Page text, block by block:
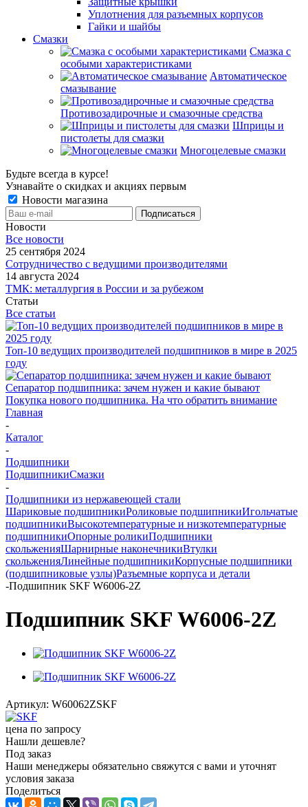
Уплотнения для разъемных корпусов
Гайки и шайбы
Смазки
Смазка с
особыми характеристиками
Автоматическое
смазывание
Противозадирочные и смазочные средства
Шприцы и
пистолеты для смазки
Многоцелевые смазки
Будьте всегда в курсе!
Узнавайте о скидках и акциях первым
Новости магазина
Новости
Все новости
25 сентября 2024
Сотрудничество с ведущими производителями
14 августа 2024
ТМК: металлургия в России и за рубежом
Статьи
Все статьи
Топ-10 ведущих производителей подшипников в мире в 2025
году
Сепаратор подшипника: зачем нужен и какие бывают
Покупка нового подшипника. На что обратить внимание
Главная
-
Каталог
-
Подшипники
ПодшипникиСмазки
-
Подшипники из нержавеющей стали
Шариковые подшипникиРоликовые подшипникиИгольчатые
подшипникиВысокотемпературные и низкотемпературные
подшипникиОпорные роликиПодшипники
скольженияШарнирные наконечникиВтулки
скольженияЛинейные подшипникиКорпусные подшипники
(подшипниковые узлы)Разъемные корпуса и детали
-Подшипник SKF W6006-2Z
Подшипник SKF W6006-2Z
Артикул: W60062ZSKF
цена по запросу
Нашли дешевле?
Под заказ
Наши менеджеры обязательно свяжутся с вами и уточнят
условия заказа
Поделиться